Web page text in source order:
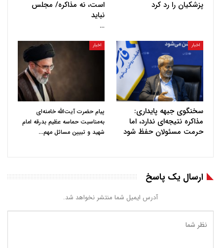
پزشکیان را رد کرد
است، نه مذاکره/ مجلس
نباید
…
اخبار
سخنگوی جبهه پایداری:
مذاکره نتیجه‌ای ندارد، اما
حرمت مسئولان حفظ شود
اخبار
پیام حضرت آیت‌الله خامنه‌ای
به‌مناسبت حماسه عظیم بدرقه امام
شهید و تبیین مسائل مهم…
ارسال یک پاسخ
آدرس ایمیل شما منتشر نخواهد شد.